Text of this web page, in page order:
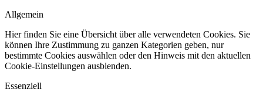
Allgemein
Hier finden Sie eine Übersicht über alle verwendeten Cookies. Sie
können Ihre Zustimmung zu ganzen Kategorien geben, nur
bestimmte Cookies auswählen oder den Hinweis mit den aktuellen
Cookie-Einstellungen ausblenden.
Essenziell